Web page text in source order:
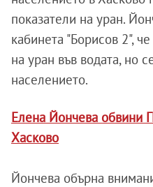
показатели на уран.
кабинета "Борисов 2",
на уран във водата, но
населението.
Елена Йончева обвини
Хасково
Йончева обърна